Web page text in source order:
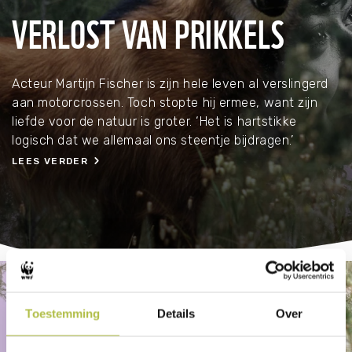
Toestemming Details Over
VERLOST VAN PRIKKELS
Acteur Martijn Fischer is zijn hele leven al verslingerd
aan motorcrossen. Toch stopte hij ermee, want zijn
liefde voor de natuur is groter. ‘Het is hartstikke
logisch dat we allemaal ons steentje bijdragen.’
LEES VERDER
Veel leesplezier!